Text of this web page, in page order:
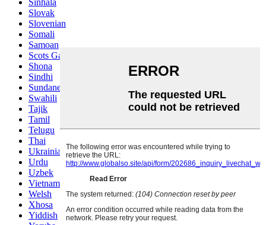
Slovak
Slovenian
Somali
Samoan
Scots Gaelic
Shona
Sindhi
Sundanese
Swahili
Tajik
Tamil
Telugu
Thai
Ukrainian
Urdu
Uzbek
Vietnamese
Welsh
Xhosa
Yiddish